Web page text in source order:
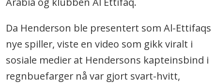
Da Henderson ble presentert som Al-Ettifaqs
nye spiller, viste en video som gikk viralt i
sosiale medier at Hendersons kapteinsbind i
regnbuefarger nå var gjort svart-hvitt,